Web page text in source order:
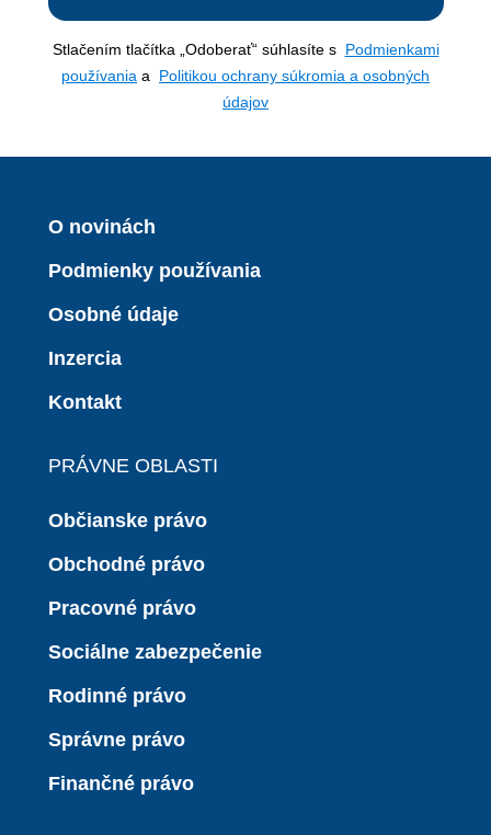
Stlačením tlačítka „Odoberať“ súhlasíte s Podmienkami
používania a Politikou ochrany súkromia a osobných
údajov
O novinách
Podmienky používania
Osobné údaje
Inzercia
Kontakt
PRÁVNE OBLASTI
Občianske právo
Obchodné právo
Pracovné právo
Sociálne zabezpečenie
Rodinné právo
Správne právo
Finančné právo